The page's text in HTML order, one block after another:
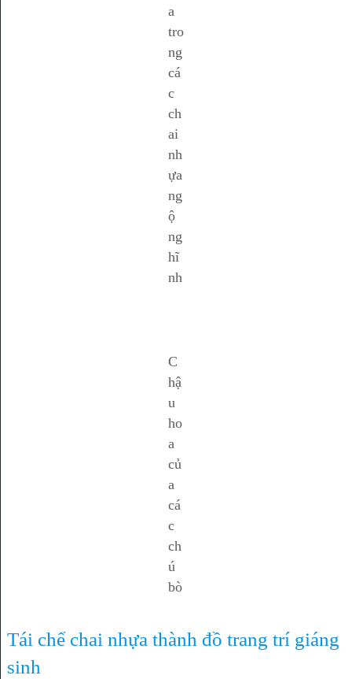
a
tro
ng
cá
c
ch
ai
nh
ựa
ng
ộ
ng
hĩ
nh
C
hậ
u
ho
a
củ
a
cá
c
ch
ú
bò
Tái chế chai nhựa thành đồ trang trí giáng
sinh